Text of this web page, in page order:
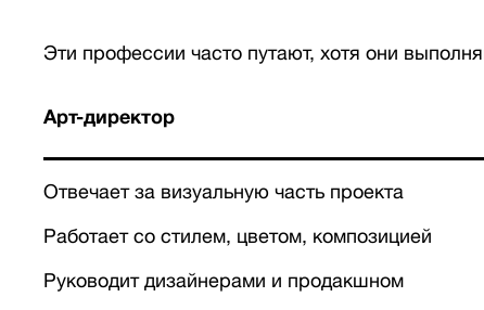
Эти профессии часто путают, хотя они
Арт-директор
Отвечает за визуальную часть проекта
Работает со стилем, цветом, композицией
Руководит дизайнерами и продакшном